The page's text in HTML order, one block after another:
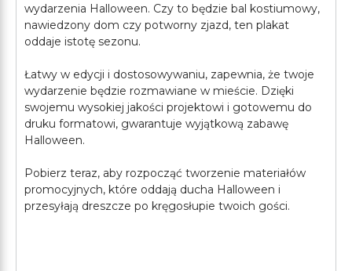
wydarzenia Halloween. Czy to będzie bal kostiumowy,
nawiedzony dom czy potworny zjazd, ten plakat
oddaje istotę sezonu.
Łatwy w edycji i dostosowywaniu, zapewnia, że twoje
wydarzenie będzie rozmawiane w mieście. Dzięki
swojemu wysokiej jakości projektowi i gotowemu do
druku formatowi, gwarantuje wyjątkową zabawę
Halloween.
Pobierz teraz, aby rozpocząć tworzenie materiałów
promocyjnych, które oddają ducha Halloween i
przesyłają dreszcze po kręgosłupie twoich gości.